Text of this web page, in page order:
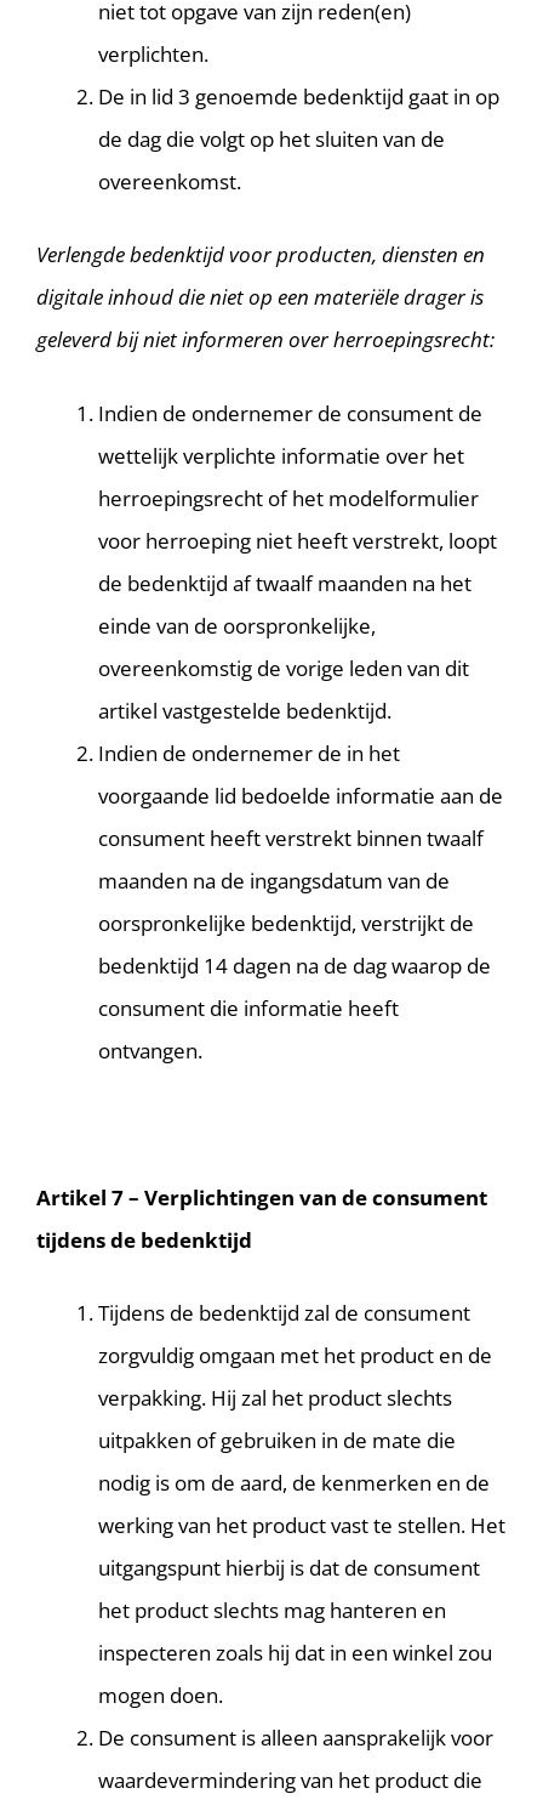
niet tot opgave van zijn reden(en)
verplichten.
De in lid 3 genoemde bedenktijd gaat in op
de dag die volgt op het sluiten van de
overeenkomst.
Verlengde bedenktijd voor producten, diensten en
digitale inhoud die niet op een materiële drager is
geleverd bij niet informeren over herroepingsrecht:
Indien de ondernemer de consument de
wettelijk verplichte informatie over het
herroepingsrecht of het modelformulier
voor herroeping niet heeft verstrekt, loopt
de bedenktijd af twaalf maanden na het
einde van de oorspronkelijke,
overeenkomstig de vorige leden van dit
artikel vastgestelde bedenktijd.
Indien de ondernemer de in het
voorgaande lid bedoelde informatie aan de
consument heeft verstrekt binnen twaalf
maanden na de ingangsdatum van de
oorspronkelijke bedenktijd, verstrijkt de
bedenktijd 14 dagen na de dag waarop de
consument die informatie heeft
ontvangen.
Artikel 7 – Verplichtingen van de consument
tijdens de bedenktijd
Tijdens de bedenktijd zal de consument
zorgvuldig omgaan met het product en de
verpakking. Hij zal het product slechts
uitpakken of gebruiken in de mate die
nodig is om de aard, de kenmerken en de
werking van het product vast te stellen. Het
uitgangspunt hierbij is dat de consument
het product slechts mag hanteren en
inspecteren zoals hij dat in een winkel zou
mogen doen.
De consument is alleen aansprakelijk voor
waardevermindering van het product die